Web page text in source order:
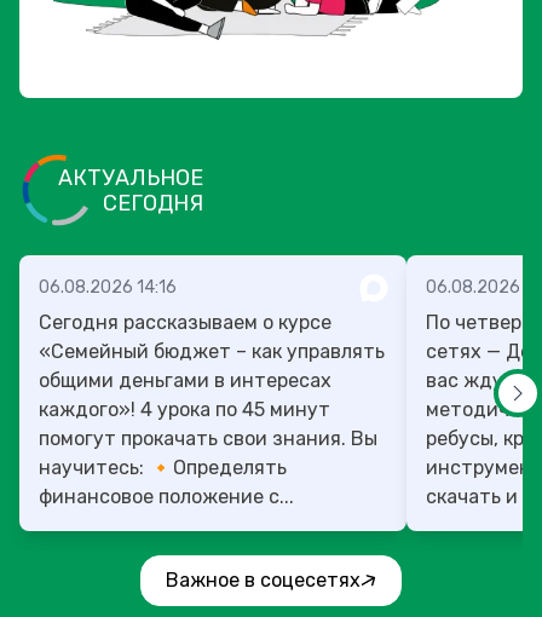
АКТУАЛЬНОЕ
СЕГОДНЯ
06.08.2026 14:16
Сегодня рассказываем о курсе
«Семейный бюджет – как управлять
общими деньгами в интересах
каждого»! 4 урока по 45 минут
помогут прокачать свои знания. Вы
научитесь: 🔸Определять
финансовое положение с...
06.08.2026
По
сетях — День
вас ждут
ребусы,
скачать и
Важное в соцесетях